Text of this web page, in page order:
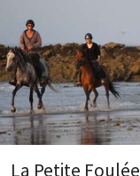
La Petite Foulée